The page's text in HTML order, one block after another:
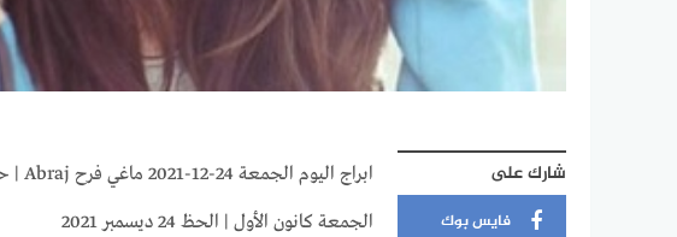
الجمعة كانون الأول | الحظ 24 ديسمبر 2021
شارك على
فايس بوك